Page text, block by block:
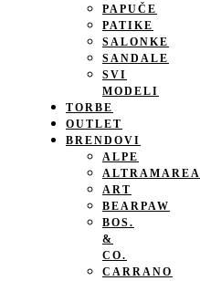
PAPUČE
PATIKE
SALONKE
SANDALE
SVI
MODELI
TORBE
OUTLET
BRENDOVI
ALPE
ALTRAMAREA
ART
BEARPAW
BOS.
&
CO.
CARRANO